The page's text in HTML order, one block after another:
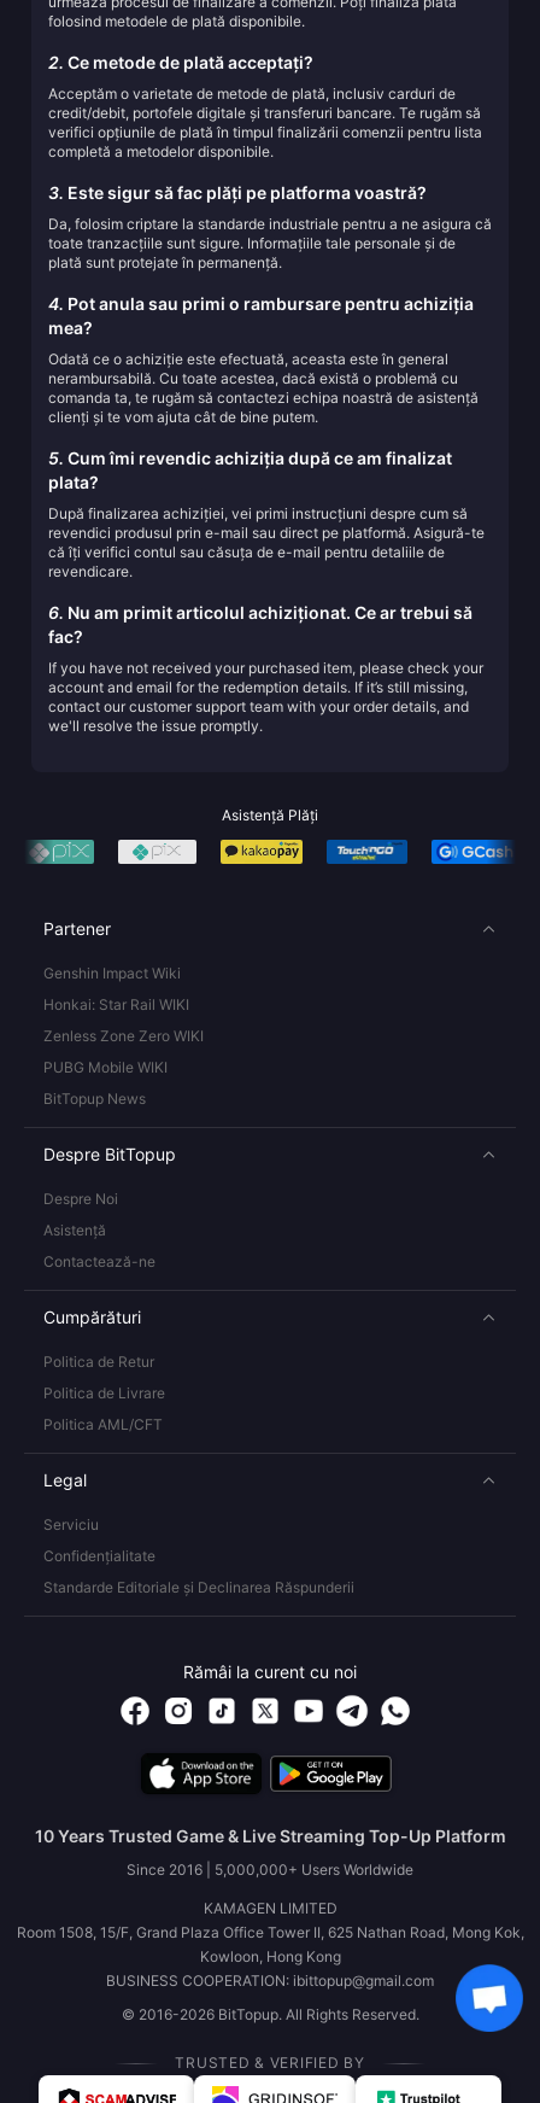
folosind metodele de plată disponibile.
2. Ce metode de plată acceptați?
Acceptăm o varietate de metode de plată, inclusiv carduri de
credit/debit, portofele digitale și transferuri bancare. Te rugăm să
verifici opțiunile de plată în timpul finalizării comenzii pentru lista
completă a metodelor disponibile.
3. Este sigur să fac plăți pe platforma voastră?
Da, folosim criptare la standarde industriale pentru a ne asigura că
toate tranzacțiile sunt sigure. Informațiile tale personale și de
plată sunt protejate în permanență.
4. Pot anula sau primi o rambursare pentru achiziția
mea?
Odată ce o achiziție este efectuată, aceasta este în general
nerambursabilă. Cu toate acestea, dacă există o problemă cu
comanda ta, te rugăm să contactezi echipa noastră de asistență
clienți și te vom ajuta cât de bine putem.
5. Cum îmi revendic achiziția după ce am finalizat
plata?
După finalizarea achiziției, vei primi instrucțiuni despre cum să
revendici produsul prin e-mail sau direct pe platformă. Asigură-te
că îți verifici contul sau căsuța de e-mail pentru detaliile de
revendicare.
6. Nu am primit articolul achiziționat. Ce ar trebui să
fac?
If you have not received your purchased item, please check your
account and email for the redemption details. If it’s still missing,
contact our customer support team with your order details, and
we'll resolve the issue promptly.
Asistență Plăți
Partener
Genshin Impact Wiki
Honkai: Star Rail WIKI
Zenless Zone Zero WIKI
PUBG Mobile WIKI
BitTopup News
Despre BitTopup
Despre Noi
Asistență
Contactează-ne
Cumpărături
Politica de Retur
Politica de Livrare
Politica AML/CFT
Legal
Serviciu
Confidențialitate
Standarde Editoriale și Declinarea Răspunderii
Rămâi la curent cu noi
10 Years Trusted Game & Live Streaming Top-Up Platform
Since 2016 | 5,000,000+ Users Worldwide
KAMAGEN LIMITED
Room 1508, 15/F, Grand Plaza Office Tower II, 625 Nathan Road, Mong Kok,
Kowloon, Hong Kong
BUSINESS COOPERATION: ibittopup@gmail.com
© 2016-2026 BitTopup. All Rights Reserved.
TRUSTED & VERIFIED BY